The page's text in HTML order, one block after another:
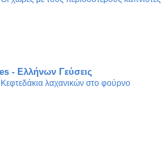
- Ελλήνων Γεύσεις
Κεφτεδάκια λαχανικών στο φούρνο